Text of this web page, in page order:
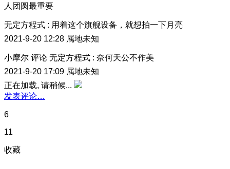
人团圆最重要
无定方程式 : 用着这个旗舰设备，就想拍一下月亮
2021-9-20 12:28 属地未知
小摩尔 评论 无定方程式 : 奈何天公不作美
2021-9-20 17:09 属地未知
正在加载, 请稍候...
发表评论…
6
11
收藏